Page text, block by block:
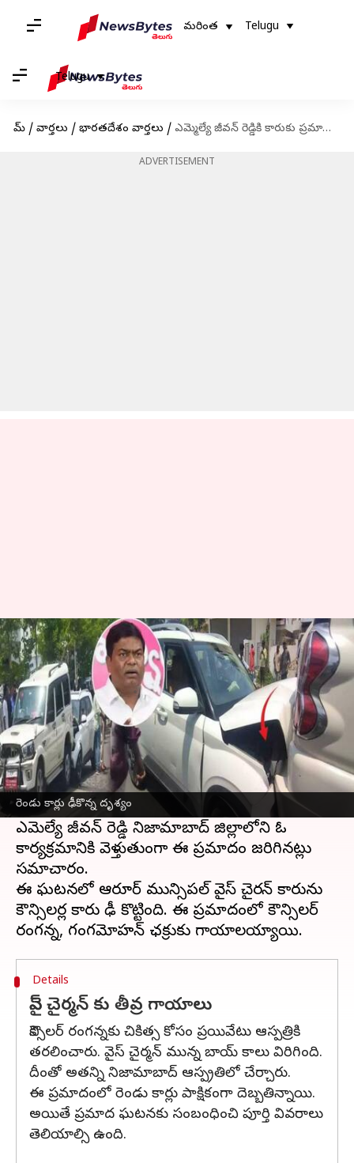
మరింత Telugu
Telugu
హోమ్ / వార్తలు / భారతదేశం వార్తలు / ఎమ్మెల్యే జీవన్ రెడ్డికి కారుకు ప్రమాదం.. ముగ్గరికి గాయాలు
ADVERTISEMENT
రెండు కార్లు ఢీకొన్న దృశ్యం
ఎమ్మెల్యే జీవన్ రెడ్డికి కారుకు ప్రమాదం..
ముగ్గరికి గాయాలు
వ్రాసిన వారు Jayachandra Akuri May 31, 2023 02:43 pm
ఈ వార్తాకథనం ఏంటి
ఆర్మూర్ ఎమ్మెల్యే జీవన్ రెడ్డి కాన్వాయ్ లో ప్రమాదం
చోటు చేసుకుంది. మంగళవారం ఆర్మూర్ మున్సిపల్
పరిధిలోని పెర్కిట్ రహదారిపై ఈ ప్రమాదం జరిగింది.
ఎమ్మెల్యే జీవన్ రెడ్డి నిజామాబాద్ జిల్లాలోని ఓ
కార్యక్రమానికి వెళ్తుతుంగా ఈ ప్రమాదం జరిగినట్లు
సమాచారం.
ఈ ఘటనలో ఆర్మూర్ మున్సిపల్ వైస్ చైర్మన్ కారును
కౌన్సిలర్ల కారు ఢీ కొట్టింది. ఈ ప్రమాదంలో కౌన్సిలర్
Details
వైస్ చైర్మన్ కు తీవ్ర గాయాలు
కౌన్సిలర్ రంగన్నకు చికిత్స కోసం ప్రయివేటు ఆస్పత్రికి
తరలించారు. వైస్ చైర్మన్ మున్న బాయ్ కాలు విరిగింది.
దీంతో అతన్ని నిజామాబాద్ ఆస్ప్రతిలో చేర్చారు.
ఈ ప్రమాదంలో రెండు కార్లు పాక్షికంగా దెబ్బతిన్నాయి.
అయితే ప్రమాద ఘటనకు సంబంధించి పూర్తి వివరాలు
తెలియాల్సి ఉంది.